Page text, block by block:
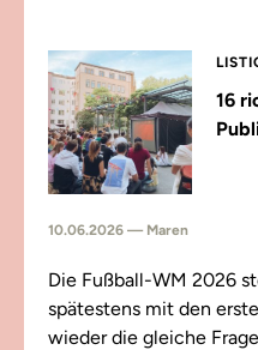
16
10.06.2026 — Maren
Die Fußball-WM 2026
spätestens mit den
wieder die gleiche